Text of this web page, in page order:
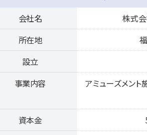
会社名
株式会
所在地
設立
事業内容
アミューズメン
資本金